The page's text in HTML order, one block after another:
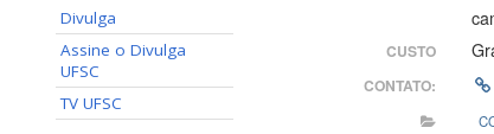
Divulga
Assine o Divulga
UFSC
TV UFSC
CUSTO
CONTATO: